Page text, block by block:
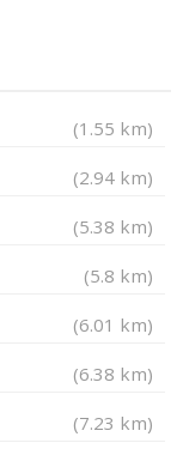
(1.55 km)
(2.94 km)
(5.38 km)
(5.8 km)
(6.01 km)
(6.38 km)
(7.23 km)